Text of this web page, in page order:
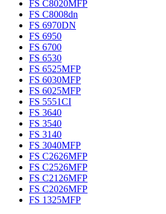
FS C8020MFP
FS C8008dn
FS 6970DN
FS 6950
FS 6700
FS 6530
FS 6525MFP
FS 6030MFP
FS 6025MFP
FS 5551CI
FS 3640
FS 3540
FS 3140
FS 3040MFP
FS C2626MFP
FS C2526MFP
FS C2126MFP
FS C2026MFP
FS 1325MFP